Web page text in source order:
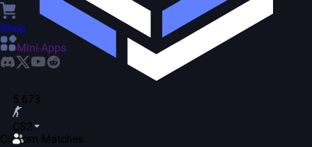
5 673
CS2
Shop
Mini-Apps
Custom Matches